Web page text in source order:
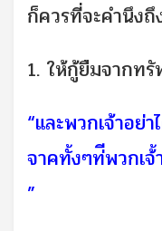
ก็ควรที่จะคำนึง
1. ให้กู้ยืมจากท
“และพวกเจ้าอย่
จาคทั้งๆท่ีพวกเจ้้
”